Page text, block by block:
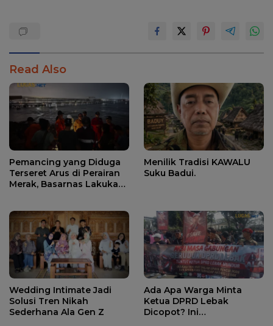
Read Also
Pemancing yang Diduga
Terseret Arus di Perairan
Merak, Basarnas Lakukan
Menilik Tradisi KAWALU
Suku Badui.
Wedding Intimate Jadi
Solusi Tren Nikah
Sederhana Ala Gen Z
Ada Apa Warga Minta
Ketua DPRD Lebak
Dicopot? Ini